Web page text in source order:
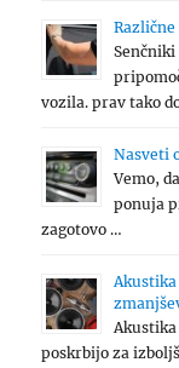
vozila. prav tako
Nasveti
Vemo,
ponuja
zagotovo …
poskrbijo za